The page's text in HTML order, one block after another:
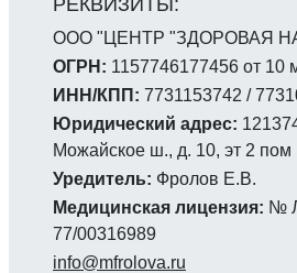
ООО "ЦЕНТР "ЗДОРОВАЯ
ОГРН: 1157746177456 от 10
ИНН/КПП: 7731153742 /
Юридический адрес:
Можайское ш., д. 10, эт 2 пом
Уредитель: Фролов Е.В.
Медицинская лицензия: №
77/00316989
info@mfrolova.ru